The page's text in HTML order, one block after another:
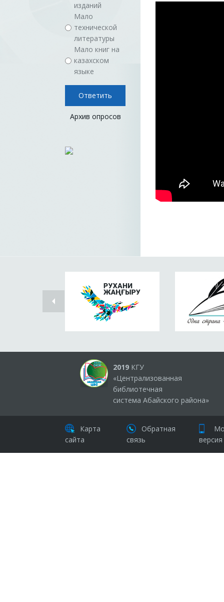
изданий
Мало
технической
литературы
Мало книг на
казахском
языке
Архив опросов
2019 КГУ
«Централизованная
библиотечная
система Абайского района»
Карта
сайта
Обратная
связь
версия